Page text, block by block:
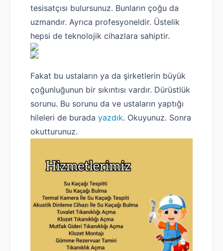
tesisatçısı bulursunuz. Bunların çoğu da
uzmandır. Ayrıca profesyoneldir. Üstelik
hepsi de teknolojik cihazlara sahiptir.
Fakat bu ustaların ya da şirketlerin büyük
çoğunluğunun bir sıkıntısı vardır. Dürüstlük
sorunu. Bu sorunu da ve ustaların yaptığı
hileleri de burada yazdık. Okuyunuz. Sonra
okutturunuz.